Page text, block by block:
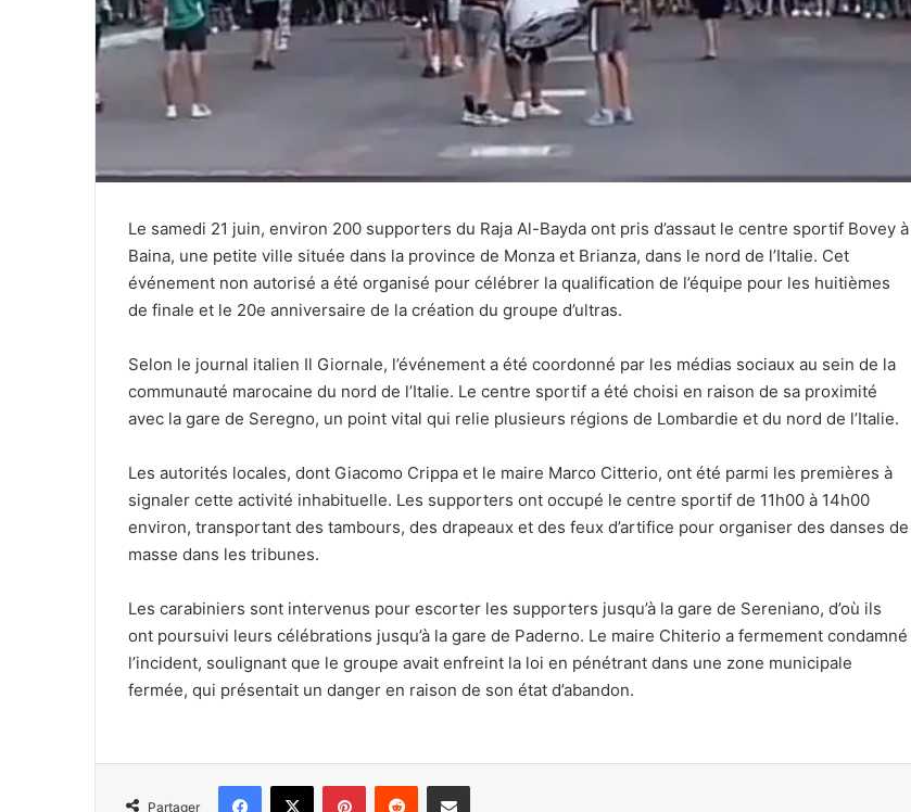
Le samedi 21 juin, environ 200 supporters du Raja Al-Bayda ont pris d’assaut le centre sportif Bovey à
Baina, une petite ville située dans la province de Monza et Brianza, dans le nord de l’Italie. Cet
événement non autorisé a été organisé pour célébrer la qualification de l’équipe pour les huitièmes
de finale et le 20e anniversaire de la création du groupe d’ultras.
Selon le journal italien Il Giornale, l’événement a été coordonné par les médias sociaux au sein de la
communauté marocaine du nord de l’Italie. Le centre sportif a été choisi en raison de sa proximité
avec la gare de Seregno, un point vital qui relie plusieurs régions de Lombardie et du nord de l’Italie.
Les autorités locales, dont Giacomo Crippa et le maire Marco Citterio, ont été parmi les premières à
signaler cette activité inhabituelle. Les supporters ont occupé le centre sportif de 11h00 à 14h00
environ, transportant des tambours, des drapeaux et des feux d’artifice pour organiser des danses de
masse dans les tribunes.
Les carabiniers sont intervenus pour escorter les supporters jusqu’à la gare de Sereniano, d’où ils
ont poursuivi leurs célébrations jusqu’à la gare de Paderno. Le maire Chiterio a fermement condamné
l’incident, soulignant que le groupe avait enfreint la loi en pénétrant dans une zone municipale
fermée, qui présentait un danger en raison de son état d’abandon.
Partager
Facebook
X PinterestReddit Partager par email